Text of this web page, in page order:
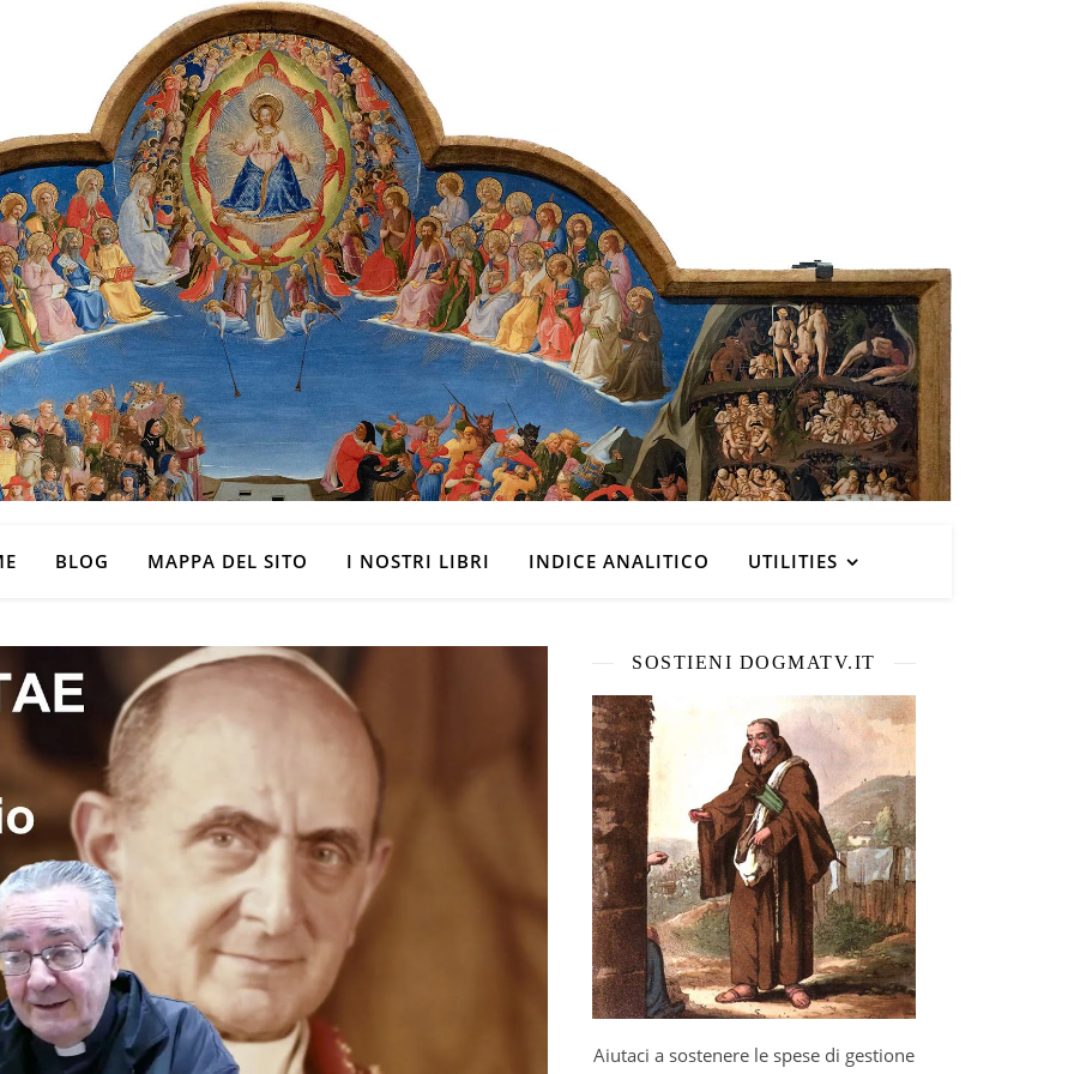
BLOG MAPPA DEL SITO I NOSTRI LIBRI INDICE ANALITICO UTILITIES
SOSTIENI DOGMATV.IT
Aiutaci a sostenere le spese di gestione